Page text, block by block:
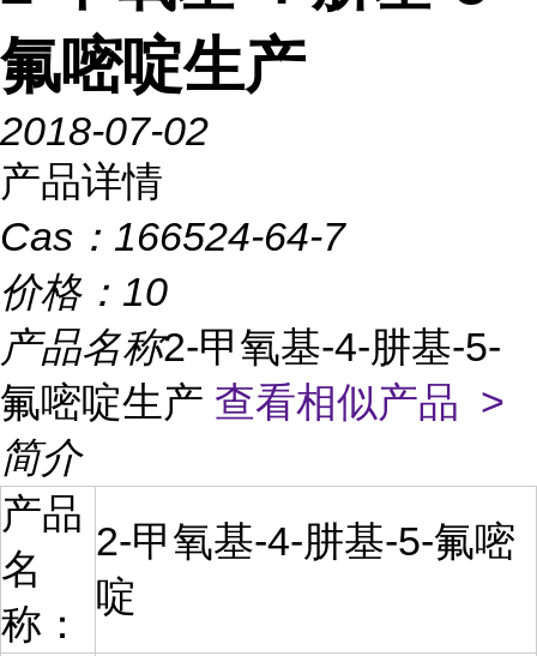
氟嘧啶生产
2018-07-02
产品详情
Cas： 166524-64-7
价格： 10
产品名称2-甲氧基-4-肼基-5-
氟嘧啶生产 查看相似产品 >
简介
产品
名
称：
2-甲氧基-4-肼基-5-氟嘧
啶